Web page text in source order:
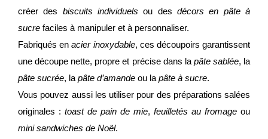
créer des biscuits individuels ou desdécors en pâte à
sucre faciles à manipuler et à personnaliser.
Fabriqués enacier inoxydable, ces découpoirs garantissent
une découpe nette, propre et précise dans la pâte sablée, la
pâte sucrée, la pâte d’amande ou la pâte à sucre.
Vous pouvez aussi les utiliser pour des préparations salées
originales : toast de pain de mie, feuilletés au fromage ou
mini sandwiches de Noël.